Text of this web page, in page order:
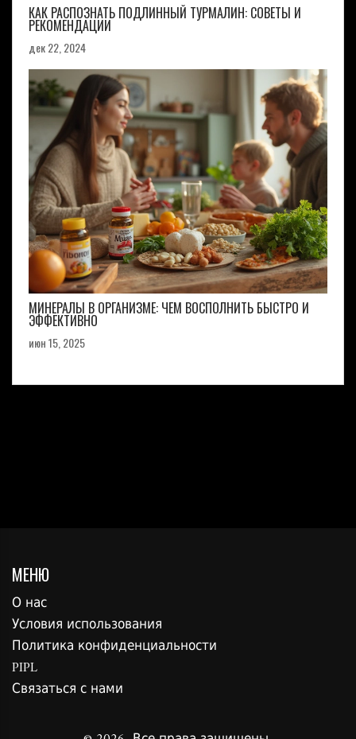
КАК РАСПОЗНАТЬ ПОДЛИННЫЙ ТУРМАЛИН: СОВЕТЫ И
РЕКОМЕНДАЦИИ
дек 22, 2024
МИНЕРАЛЫ В ОРГАНИЗМЕ: ЧЕМ ВОСПОЛНИТЬ БЫСТРО И
ЭФФЕКТИВНО
июн 15, 2025
МЕНЮ
О нас
Условия использования
Политика конфиденциальности
PIPL
Связаться с нами